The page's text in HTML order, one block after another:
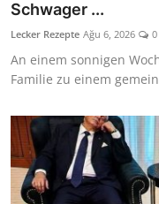
Schwager ...
Lecker Rezepte Ağu 6, 2026 0
An einem sonnigen
Familie zu einem